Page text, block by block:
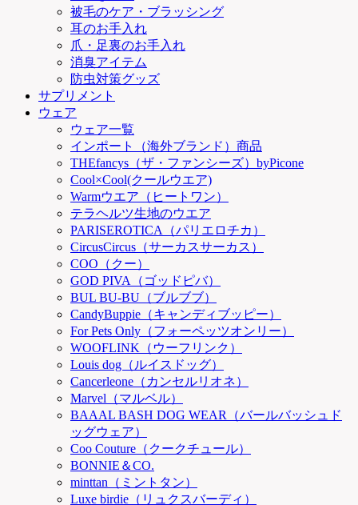
被毛のケア・ブラッシング
耳のお手入れ
爪・足裏のお手入れ
消臭アイテム
防虫対策グッズ
サプリメント
ウェア
ウェア一覧
インポート（海外ブランド）商品
THEfancys（ザ・ファンシーズ）byPicone
Cool×Cool(クールウエア)
Warmウエア（ヒートワン）
テラヘルツ生地のウエア
PARISEROTICA（パリエロチカ）
CircusCircus（サーカスサーカス）
COO（クー）
GOD PIVA（ゴッドピバ）
BUL BU-BU（ブルブブ）
CandyBuppie（キャンディブッピー）
For Pets Only（フォーペッツオンリー）
WOOFLINK（ウーフリンク）
Louis dog（ルイスドッグ）
Cancerleone（カンセルリオネ）
Marvel（マルベル）
BAAAL BASH DOG WEAR（バールバッシュド
ッグウェア）
Coo Couture（クークチュール）
BONNIE＆CO.
minttan（ミントタン）
Luxe birdie（リュクスバーディ）